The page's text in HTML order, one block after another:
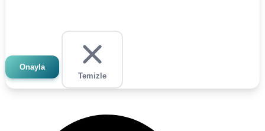
Onayla
Temizle